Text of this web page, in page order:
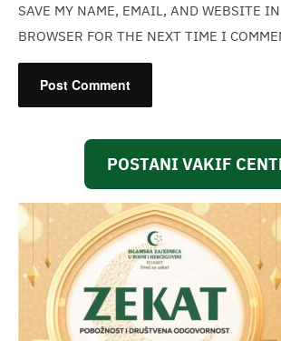
SAVE MY NAME, EMAIL, AND WEBSITE
BROWSER FOR THE NEXT TIME I
POSTANI VAKIF